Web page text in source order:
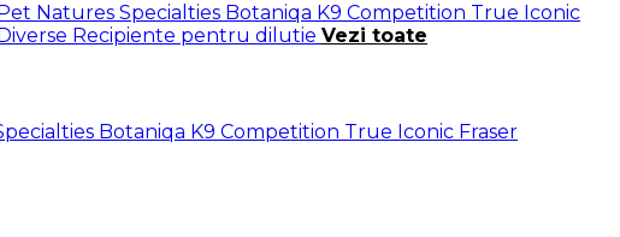
Natures Specialties Botaniqa K9 Competition True Iconic
Recipiente pentru dilutie Vezi toate
Botaniqa K9 Competition True Iconic Fraser